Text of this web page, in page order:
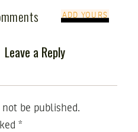
ADD YOURS
Leave a Reply
be published.
*